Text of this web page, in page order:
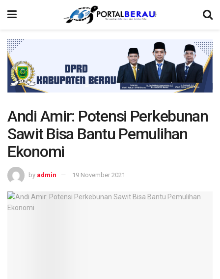
Andi Amir: Potensi Perkebunan
Sawit Bisa Bantu Pemulihan
Ekonomi
by admin 19 November 2021